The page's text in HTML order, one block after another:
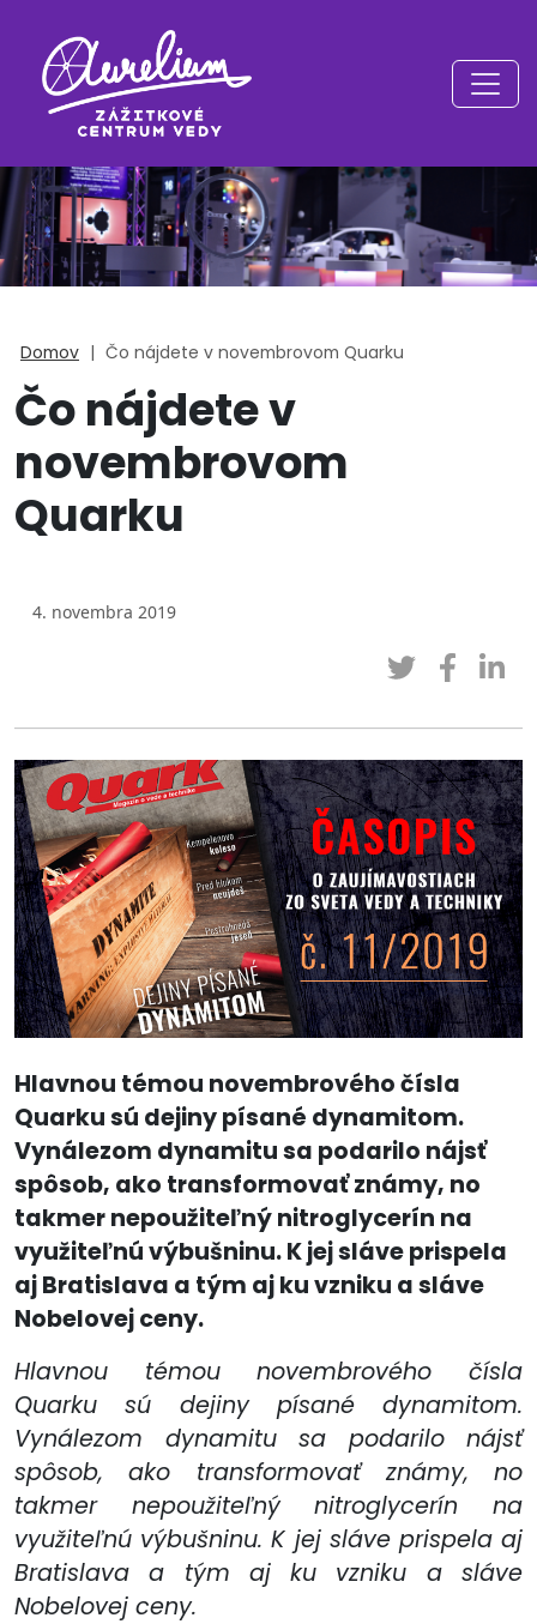
Domov | Čo nájdete v novembrovom Quarku
Čo nájdete v
novembrovom
Quarku
4. novembra 2019
Hlavnou témou novembrového čísla
Quarku sú dejiny písané dynamitom.
Vynálezom dynamitu sa podarilo nájsť
spôsob, ako transformovať známy, no
takmer nepoužiteľný nitroglycerín na
využiteľnú výbušninu. K jej sláve prispela
aj Bratislava a tým aj ku vzniku a sláve
Nobelovej ceny.
Hlavnou témou novembrového čísla
Quarku sú dejiny písané dynamitom.
Vynálezom dynamitu sa podarilo nájsť
spôsob, ako transformovať známy, no
takmer nepoužiteľný nitroglycerín na
využiteľnú výbušninu. K jej sláve prispela aj
Bratislava a tým aj ku vzniku a sláve
Nobelovej ceny.